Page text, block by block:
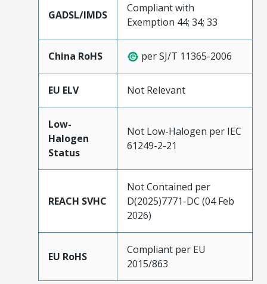
GADSL/IMDS
Compliant with
Exemption 44; 34; 33
China RoHS per SJ/T 11365-2006
EU ELV Not Relevant
Low-
Halogen
Status
Not Low-Halogen per IEC
61249-2-21
REACH SVHC
Not Contained per
D(2025)7771-DC (04 Feb
2026)
EU RoHS
Compliant per EU
2015/863